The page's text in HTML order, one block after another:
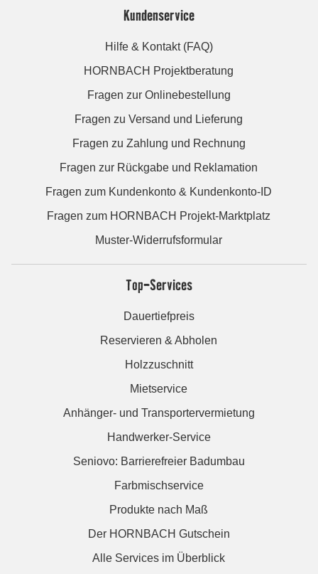
Kundenservice
Hilfe & Kontakt (FAQ)
HORNBACH Projektberatung
Fragen zur Onlinebestellung
Fragen zu Versand und Lieferung
Fragen zu Zahlung und Rechnung
Fragen zur Rückgabe und Reklamation
Fragen zum Kundenkonto & Kundenkonto-ID
Fragen zum HORNBACH Projekt-Marktplatz
Muster-Widerrufsformular
Top-Services
Dauertiefpreis
Reservieren & Abholen
Holzzuschnitt
Mietservice
Anhänger- und Transportervermietung
Handwerker-Service
Seniovo: Barrierefreier Badumbau
Farbmischservice
Produkte nach Maß
Der HORNBACH Gutschein
Alle Services im Überblick